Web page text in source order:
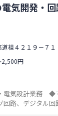
気開発・
道祖４２１９－７１
2,500円
電気設計業務
路、デジタル回